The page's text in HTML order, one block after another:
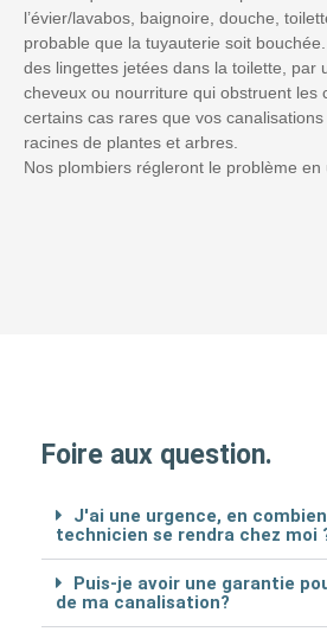
l’évier/lavabos, baignoire, douche,
probable que la tuyauterie soit
des lingettes jetées dans la toilette, par
cheveux ou nourriture qui obstruent les
certains cas rares que vos
racines de plantes et arbres.
Nos plombiers régleront le problème en
Foire aux question.
J'ai une urgence, en
technicien se rendra chez moi
Puis-je avoir une garantie
de ma canalisation?